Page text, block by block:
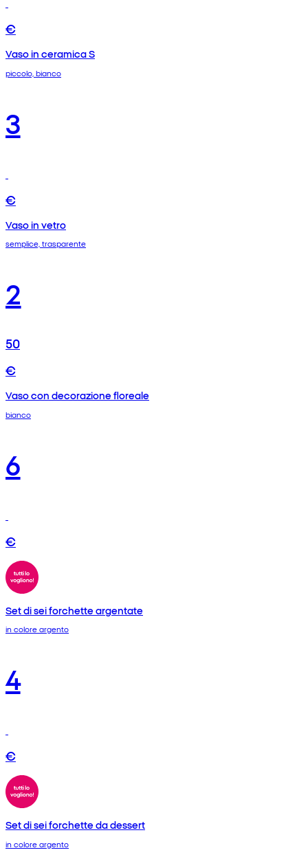
€
Vaso in ceramica S
piccolo, bianco
3
€
Vaso in vetro
semplice, trasparente
2
50
€
Vaso con decorazione floreale
bianco
6
€
Set di sei forchette argentate
in colore argento
4
€
Set di sei forchette da dessert
in colore argento